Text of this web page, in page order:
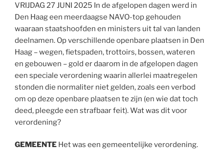
VRIJDAG 27 JUNI 2025 In de afgelopen dagen werd in
Den Haag een meerdaagse NAVO-top gehouden
waaraan staatshoofden en ministers uit tal van landen
deelnamen. Op verschillende openbare plaatsen in Den
Haag – wegen, fietspaden, trottoirs, bossen, wateren
en gebouwen – gold er daarom in de afgelopen dagen
een speciale verordening waarin allerlei maatregelen
stonden die normaliter niet gelden, zoals een verbod
om op deze openbare plaatsen te zijn (en wie dat toch
deed, pleegde een strafbaar feit). Wat was dit voor
verordening?
GEMEENTE Het was een gemeentelijke verordening.